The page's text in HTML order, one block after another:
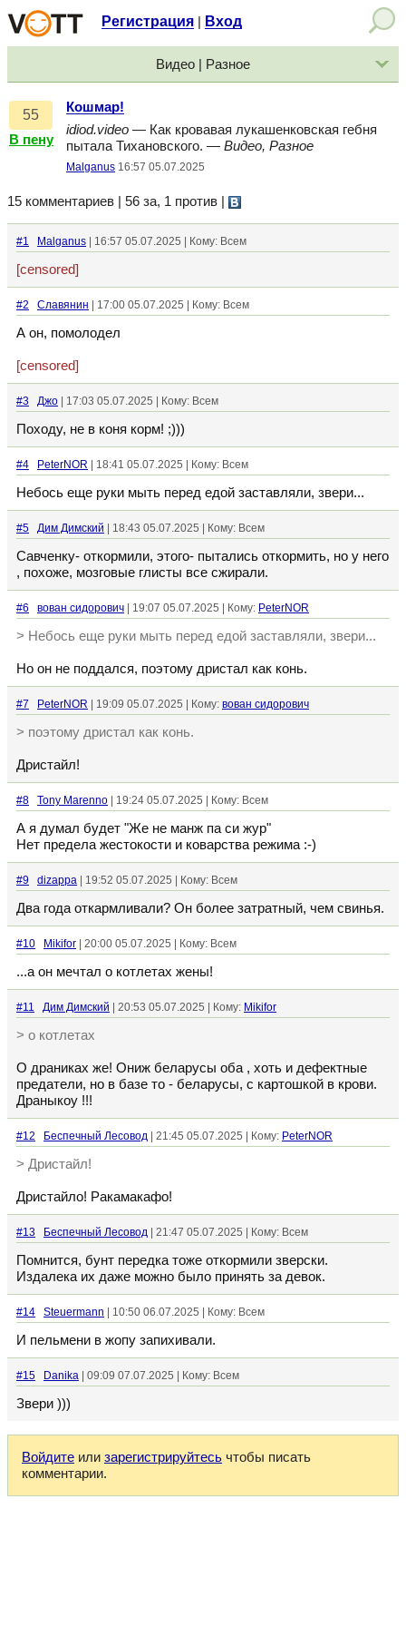
Регистрация Вход
Видео | Разное
55
В пену
Кошмар!
idiod.video — Как кровавая лукашенковская гебня
пытала Тихановского. — Видео, Разное
Malganus 16:57 05.07.2025
15 комментариев | 56 за, 1 против
#1 Malganus | 16:57 05.07.2025 | Кому: Всем
[censored]
#2 Славянин | 17:00 05.07.2025 | Кому: Всем
А он, помолодел
[censored]
#3 Джо | 17:03 05.07.2025 | Кому: Всем
Походу, не в коня корм! ;)))
#4 PeterNOR | 18:41 05.07.2025 | Кому: Всем
Небось еще руки мыть перед едой заставляли, звери...
#5 Дим Димский | 18:43 05.07.2025 | Кому: Всем
Савченку- откормили, этого- пытались откормить, но у него
, похоже, мозговые глисты все сжирали.
#6 вован сидорович | 19:07 05.07.2025 | Кому: PeterNOR
> Небось еще руки мыть перед едой заставляли, звери...
Но он не поддался, поэтому дристал как конь.
#7 PeterNOR | 19:09 05.07.2025 | Кому: вован сидорович
> поэтому дристал как конь.
Дристайл!
#8 Tony Marenno | 19:24 05.07.2025 | Кому: Всем
А я думал будет "Же не манж па си жур"
Нет предела жестокости и коварства режима :⁠-⁠)
#9 dizappa | 19:52 05.07.2025 | Кому: Всем
Два года откармливали? Он более затратный, чем свинья.
#10 Mikifor | 20:00 05.07.2025 | Кому: Всем
...а он мечтал о котлетах жены!
#11 Дим Димский | 20:53 05.07.2025 | Кому: Mikifor
> о котлетах
О драниках же! Ониж беларусы оба , хоть и дефектные
предатели, но в базе то - беларусы, с картошкой в крови.
Драныкоу !!!
#12 Беспечный Лесовод | 21:45 05.07.2025 | Кому: PeterNOR
> Дристайл!
Дристайло! Ракамакафо!
#13 Беспечный Лесовод | 21:47 05.07.2025 | Кому: Всем
Помнится, бунт передка тоже откормили зверски.
Издалека их даже можно было принять за девок.
#14 Steuermann | 10:50 06.07.2025 | Кому: Всем
И пельмени в жопу запихивали.
#15 Danika | 09:09 07.07.2025 | Кому: Всем
Звери )))
Войдите или зарегистрируйтесь чтобы писать
комментарии.